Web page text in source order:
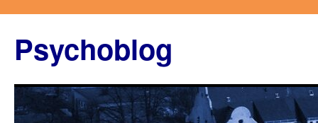
springen
Psychoblog